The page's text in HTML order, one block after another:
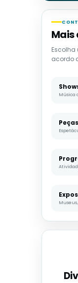
Mais
acordo
Música